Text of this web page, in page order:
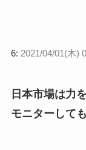
6: 2021/04/01(木)
日本市場は力
モニターして